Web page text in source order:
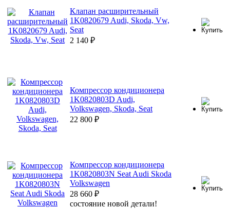
Клапан расширительный
1K0820679 Audi, Skoda, Vw,
Seat
2 140 ₽
Компрессор кондиционера
1K0820803D Audi,
Volkswagen, Skoda, Seat
22 800 ₽
Компрессор кондиционера
1K0820803N Seat Audi Skoda
Volkswagen
28 660 ₽
состояние новой детали!